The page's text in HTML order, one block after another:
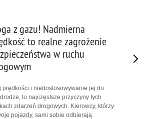
z gazu! Nadmierna
to realne zagrożenie
w ruchu
i niedostosowywanie jej do
to najczęstsze przyczyny tych
zdarzeń drogowych. Kierowcy, którzy
pojazdy, sami sobie odbierają